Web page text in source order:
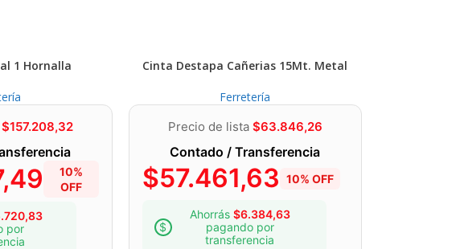
1 Hornalla
$157.208,32
10%
OFF
por
Cinta Destapa Cañerias 15Mt. Metal
Ferretería
Precio de lista $63.846,26
Contado / Transferencia
$57.461,63 10% OFF
Ahorrás $6.384,63
pagando por
transferencia